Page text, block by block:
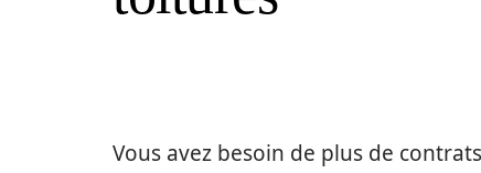
Vous avez besoin de plus de